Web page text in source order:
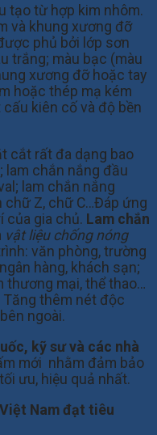
tạo từ hợp kim nhôm.
và khung xương đỡ
phủ bởi lớp sơn
trắng; màu bạc (màu
xương đỡ hoặc tay
hoặc thép mạ kém
kiên cố và độ bền
cắt rất đa dạng bao
lam chắn nắng đầu
lam chắn nắng
chữ Z, chữ C…Đáp ứng
của gia chủ. Lam chắn
vật liệu chống nóng
văn phòng, trường
hàng, khách sạn;
thương mại, thể thao…
Tăng thêm nét độc
ngoài.
kỹ sư và các nhà
mới nhằm đảm bảo
ưu, hiệu quả nhất.
Nam đạt tiêu